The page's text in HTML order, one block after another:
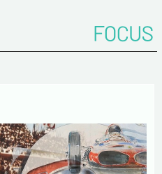
FOCUS